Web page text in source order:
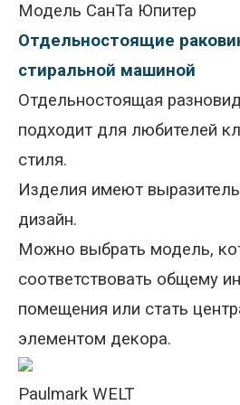
Модель СанТа Юпитер
Отдельностоящие
стиральной машиной
Отдельностоящая
подходит для любителей
стиля.
Изделия имеют
дизайн.
Можно выбрать модель,
соответствовать общему
помещения или стать
элементом декора.
Paulmark WELT